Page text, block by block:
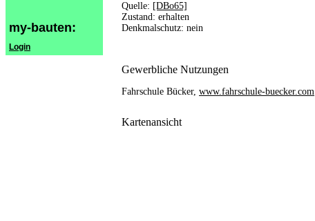
my-bauten:
Login
Quelle: [DBo65]
Zustand: erhalten
Denkmalschutz: nein
Gewerbliche Nutzungen
Fahrschule Bücker, www.fahrschule-buecker.com
Kartenansicht